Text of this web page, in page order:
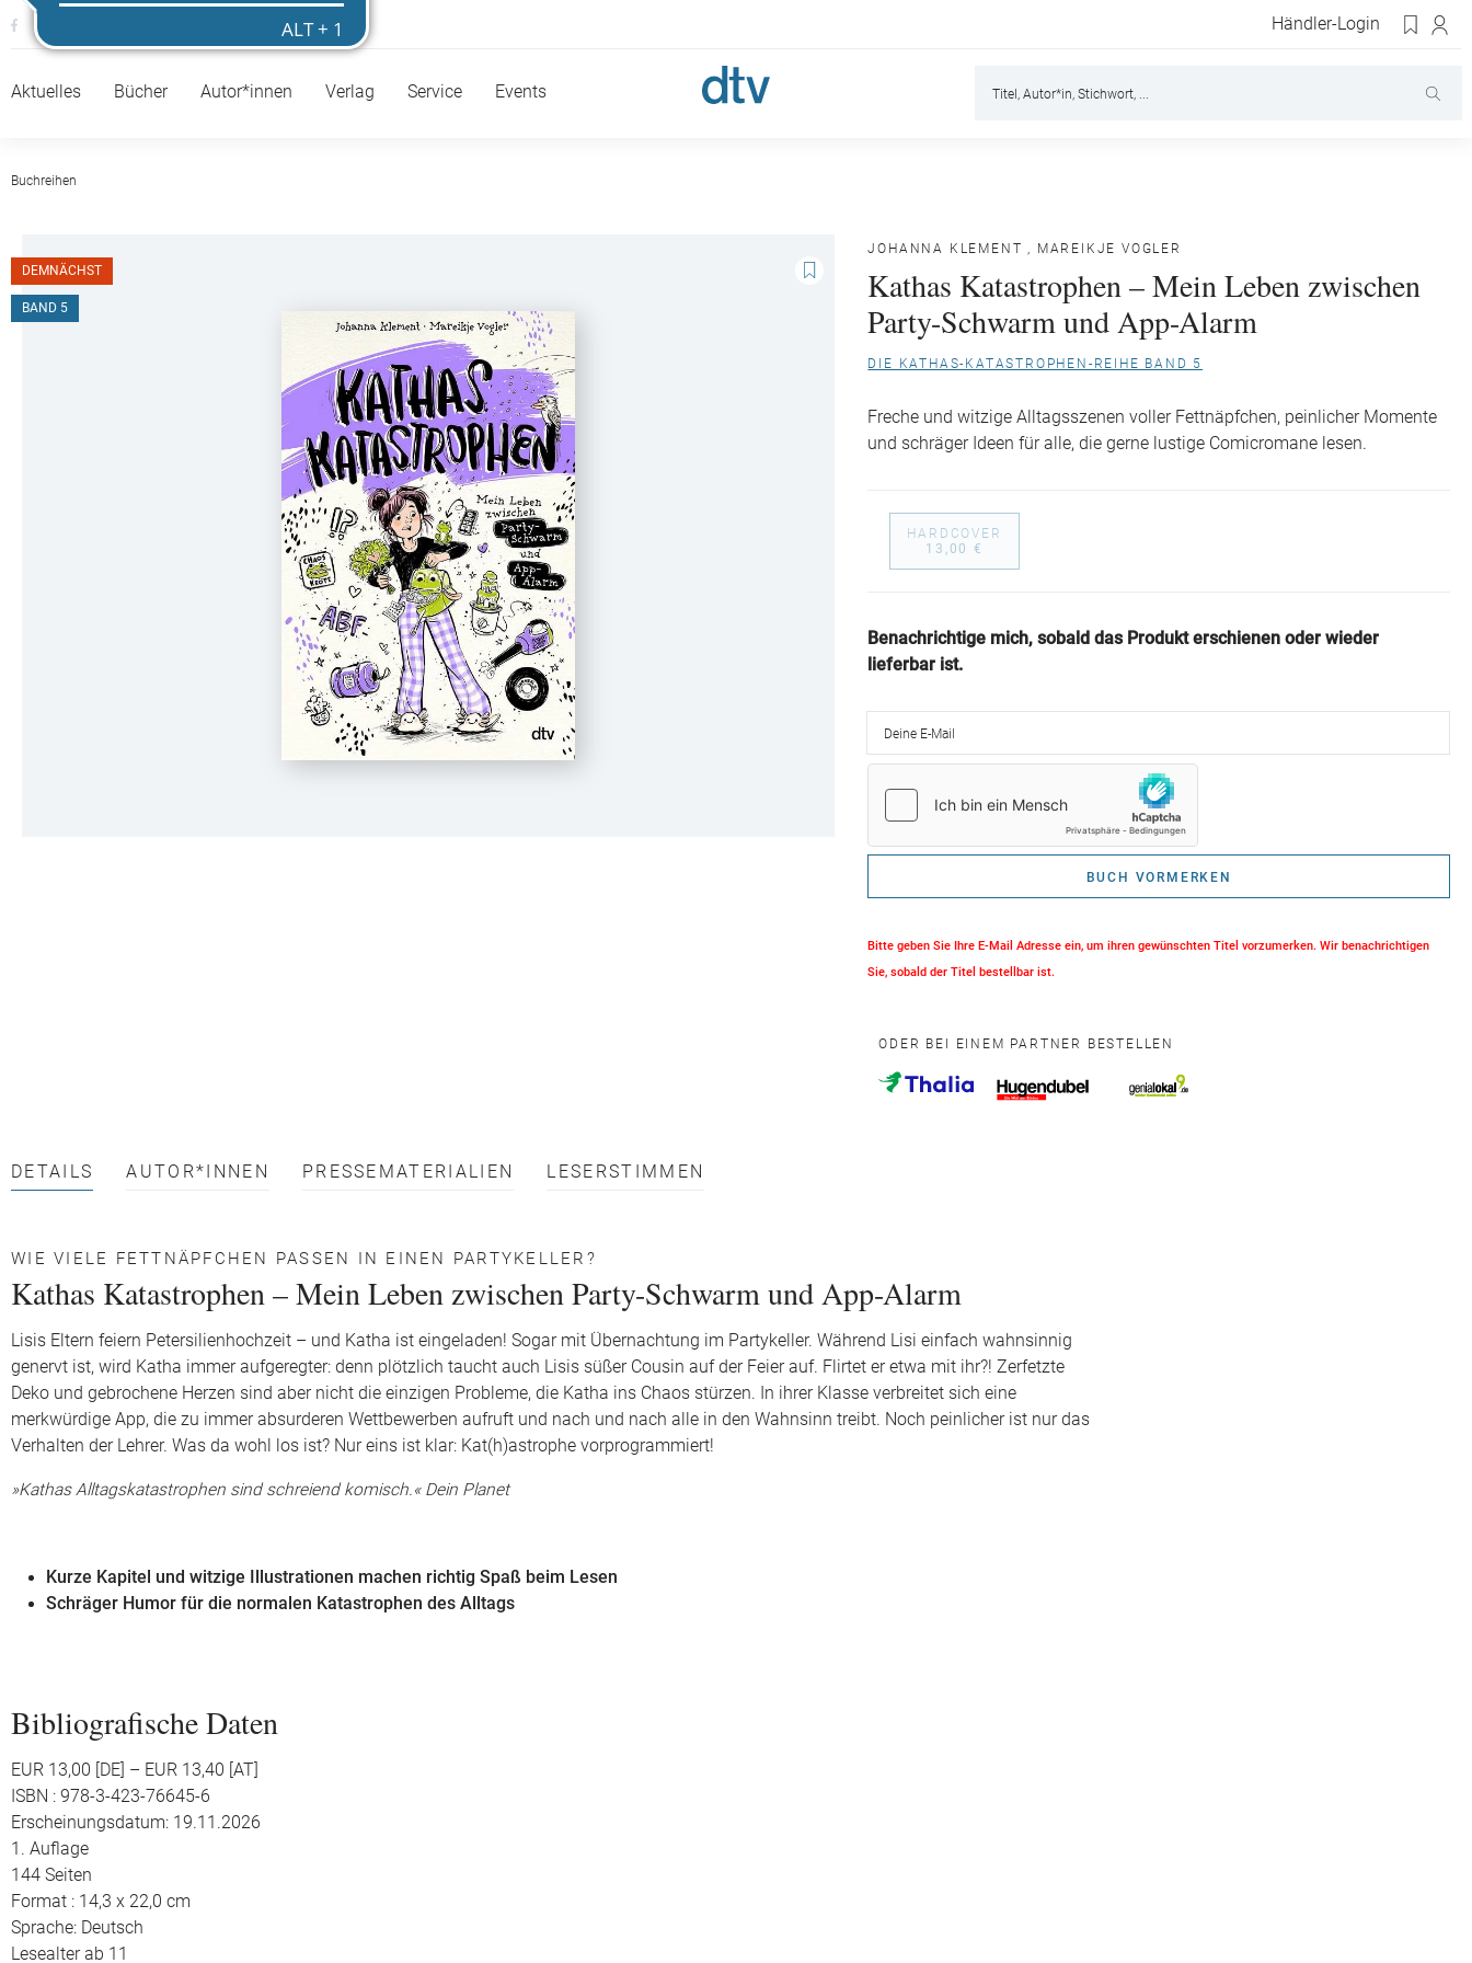
Händler-Login
Aktuelles Bücher Autor*innen Verlag Service Events
Buchreihen
DEMNÄCHST
BAND 5
JOHANNA KLEMENT , MAREIKJE VOGLER
Kathas Katastrophen – Mein Leben zwischen
Party-Schwarm und App-Alarm
DIE KATHAS-KATASTROPHEN-REIHE BAND 5
Freche und witzige Alltagsszenen voller Fettnäpfchen, peinlicher Momente
und schräger Ideen für alle, die gerne lustige Comicromane lesen.
HARDCOVER
13,00 €
Benachrichtige mich, sobald das Produkt erschienen oder wieder
lieferbar ist.
BUCH VORMERKEN
Bitte geben Sie Ihre E-Mail Adresse ein, um ihren gewünschten Titel vorzumerken. Wir benachrichtigen
Sie, sobald der Titel bestellbar ist.
ODER BEI EINEM PARTNER BESTELLEN
DETAILS AUTOR*INNEN PRESSEMATERIALIEN LESERSTIMMEN
WIE VIELE FETTNÄPFCHEN PASSEN IN EINEN PARTYKELLER?
Kathas Katastrophen – Mein Leben zwischen Party-Schwarm und App-Alarm
Lisis Eltern feiern Petersilienhochzeit – und Katha ist eingeladen! Sogar mit Übernachtung im Partykeller. Während Lisi einfach wahnsinnig
genervt ist, wird Katha immer aufgeregter: denn plötzlich taucht auch Lisis süßer Cousin auf der Feier auf. Flirtet er etwa mit ihr?! Zerfetzte
Deko und gebrochene Herzen sind aber nicht die einzigen Probleme, die Katha ins Chaos stürzen. In ihrer Klasse verbreitet sich eine
merkwürdige App, die zu immer absurderen Wettbewerben aufruft und nach und nach alle in den Wahnsinn treibt. Noch peinlicher ist nur das
Verhalten der Lehrer. Was da wohl los ist? Nur eins ist klar: Kat(h)astrophe vorprogrammiert!
»Kathas Alltagskatastrophen sind schreiend komisch.« Dein Planet
Kurze Kapitel und witzige Illustrationen machen richtig Spaß beim Lesen
Schräger Humor für die normalen Katastrophen des Alltags
Bibliografische Daten
EUR 13,00 [DE] – EUR 13,40 [AT]
ISBN : 978-3-423-76645-6
Erscheinungsdatum: 19.11.2026
1. Auflage
144 Seiten
Format : 14,3 x 22,0 cm
Sprache: Deutsch
Lesealter ab 11